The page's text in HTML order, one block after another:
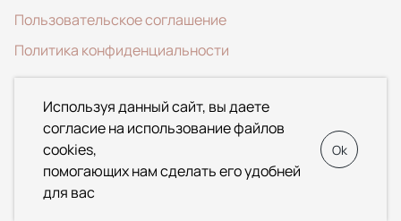
Пользовательское соглашение
Политика конфиденциальности
«АЛЬФА». Данный Интернет-сайт носит исключительно
информационный характер и ни при каких условиях не
является публичной офертой, определяемой положениями
Статьи 437 Гражданского кодекса Российской Федерации.
Используя данный сайт, вы даете
согласие на использование файлов
cookies,
помогающих нам сделать его удобней
для вас
Ok